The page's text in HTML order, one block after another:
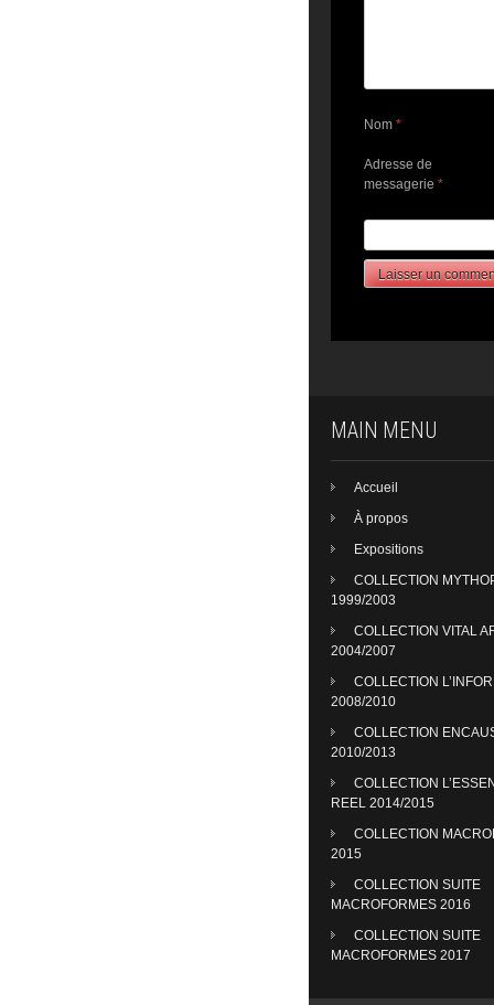
Nom *
Adresse de
messagerie *
MAIN MENU
Accueil
À propos
Expositions
COLLECTION
1999/2003
COLLECTION VITAL
2004/2007
COLLECTION
2008/2010
COLLECTION
2010/2013
COLLECTION
REEL 2014/2015
COLLECTION
2015
COLLECTION SUITE
MACROFORMES 2016
COLLECTION SUITE
MACROFORMES 2017